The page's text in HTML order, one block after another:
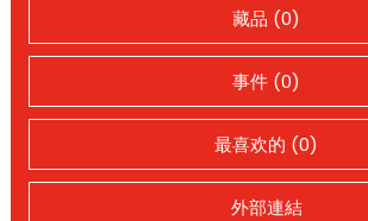
藏品 (0)
事件 (0)
最喜欢的 (0)
外部連結